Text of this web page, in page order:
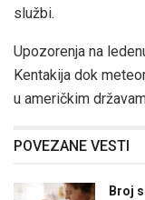
službi.
Upozorenja na
Kentakija dok
u američkim
POVEZANE VESTI
Broj